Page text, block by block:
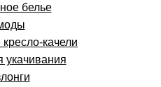
белье
качели
укачивания